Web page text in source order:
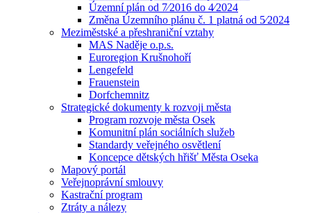
Územní plán od 7⁄2016 do 4⁄2024
Změna Územního plánu č. 1 platná od 5⁄2024
Meziměstské a přeshraniční vztahy
MAS Naděje o.p.s.
Euroregion Krušnohoří
Lengefeld
Frauenstein
Dorfchemnitz
Strategické dokumenty k rozvoji města
Program rozvoje města Osek
Komunitní plán sociálních služeb
Standardy veřejného osvětlení
Koncepce dětských hřišť Města Oseka
Mapový portál
Veřejnoprávní smlouvy
Kastrační program
Ztráty a nálezy